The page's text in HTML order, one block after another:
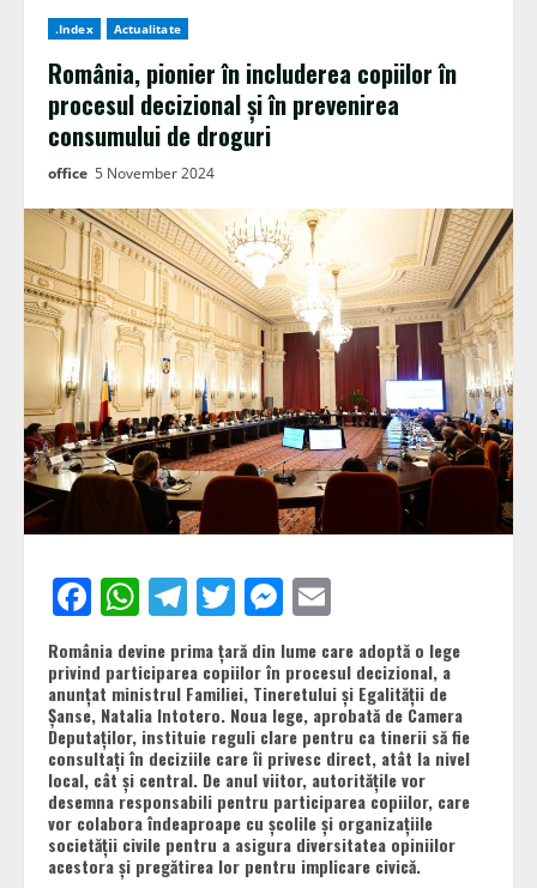
.Index Actualitate
România, pionier în includerea copiilor în
procesul decizional și în prevenirea
consumului de droguri
office 5 November 2024
Facebook
WhatsApp
Telegram
TwitterMessenger
România devine prima țară din lume care adoptă o lege
privind participarea copiilor în procesul decizional, a
anunțat ministrul Familiei, Tineretului și Egalității de
Șanse, Natalia Intotero. Noua lege, aprobată de Camera
Deputaților, instituie reguli clare pentru ca tinerii să fie
consultați în deciziile care îi privesc direct, atât la nivel
local, cât și central. De anul viitor, autoritățile vor
desemna responsabili pentru participarea copiilor, care
vor colabora îndeaproape cu școlile și organizațiile
societății civile pentru a asigura diversitatea opiniilor
acestora și pregătirea lor pentru implicare civică.